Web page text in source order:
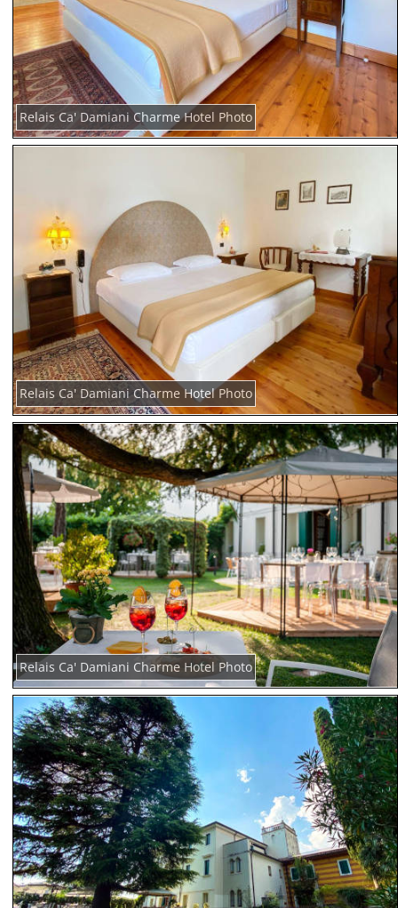
Relais Ca' Damiani Charme Hotel Photo
Relais Ca' Damiani Charme Hotel Photo
Relais Ca' Damiani Charme Hotel Photo